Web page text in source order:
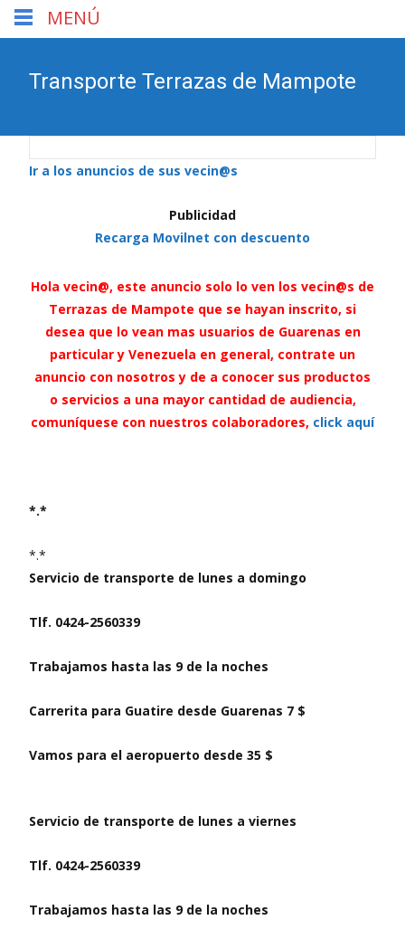
Transporte Terrazas de Mampote
Ir a los anuncios de sus vecin@s
Publicidad
Recarga Movilnet con descuento
Hola vecin@, este anuncio solo lo ven los vecin@s de
Terrazas de Mampote que se hayan inscrito, si
desea que lo vean mas usuarios de Guarenas en
particular y Venezuela en general, contrate un
anuncio con nosotros y de a conocer sus productos
o servicios a una mayor cantidad de audiencia,
comuníquese con nuestros colaboradores, click aquí
*.*
*.*
Servicio de transporte de lunes a domingo
Tlf. 0424-2560339
Trabajamos hasta las 9 de la noches
Carrerita para Guatire desde Guarenas 7 $
Vamos para el aeropuerto desde 35 $
Servicio de transporte de lunes a viernes
Tlf. 0424-2560339
Trabajamos hasta las 9 de la noches
MENÚ